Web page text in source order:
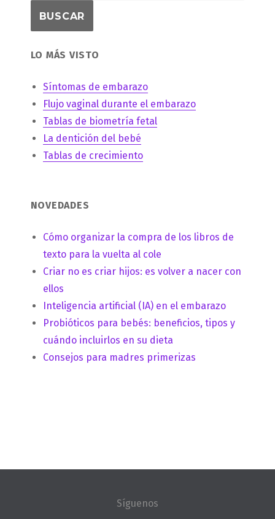
LO MÁS VISTO
Síntomas de embarazo
Flujo vaginal durante el embarazo
Tablas de biometría fetal
La dentición del bebé
Tablas de crecimiento
NOVEDADES
Cómo organizar la compra de los libros de
texto para la vuelta al cole
Criar no es criar hijos: es volver a nacer con
ellos
Inteligencia artificial (IA) en el embarazo
Probióticos para bebés: beneficios, tipos y
cuándo incluirlos en su dieta
Consejos para madres primerizas